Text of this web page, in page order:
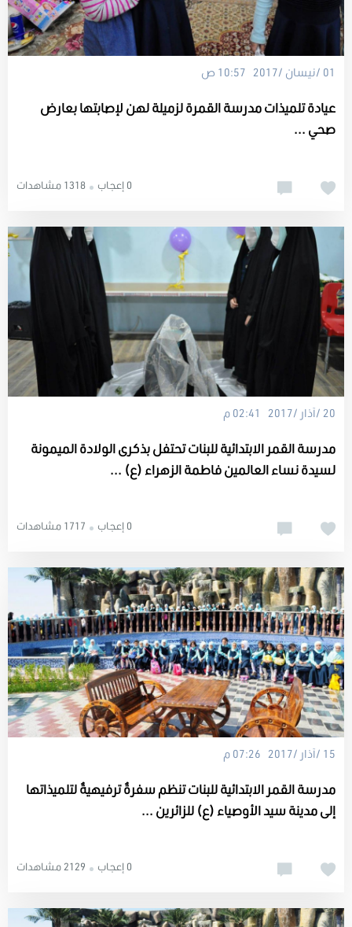
01 /نيسان /2017 10:57 ص
عيادة تلميذات مدرسة القمرة لزميلة لهن لإصابتها بعارض
صحي ...
1318 مشاهدات 0 إعجاب
20 /آذار /2017 02:41 م
مدرسة القمر الابتدائية للبنات تحتفل بذكرى الولادة الميمونة
لسيدة نساء العالمين فاطمة الزهراء (ع) ...
1717 مشاهدات 0 إعجاب
15 /آذار /2017 07:26 م
مدرسة القمر الابتدائية للبنات تنظم سفرةٌ ترفيهيةٌ لتلميذاتها
إلى مدينة سيد الأوصياء (ع) للزائرين ...
2129 مشاهدات 0 إعجاب